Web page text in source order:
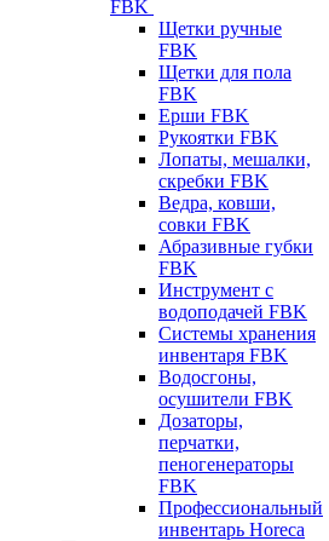
FBK
Щетки ручные
FBK
Щетки для пола
FBK
Ерши FBK
Рукоятки FBK
Лопаты, мешалки,
скребки FBK
Ведра, ковши,
совки FBK
Абразивные губки
FBK
Инструмент с
водоподачей FBK
Системы хранения
инвентаря FBK
Водосгоны,
осушители FBK
Дозаторы,
перчатки,
пеногенераторы
FBK
Профессиональный
инвентарь Horeca